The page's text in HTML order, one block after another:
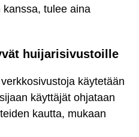
tulee aina
huijarisivustoille
käytetään
käyttäjät ohjataan
kautta, mukaan